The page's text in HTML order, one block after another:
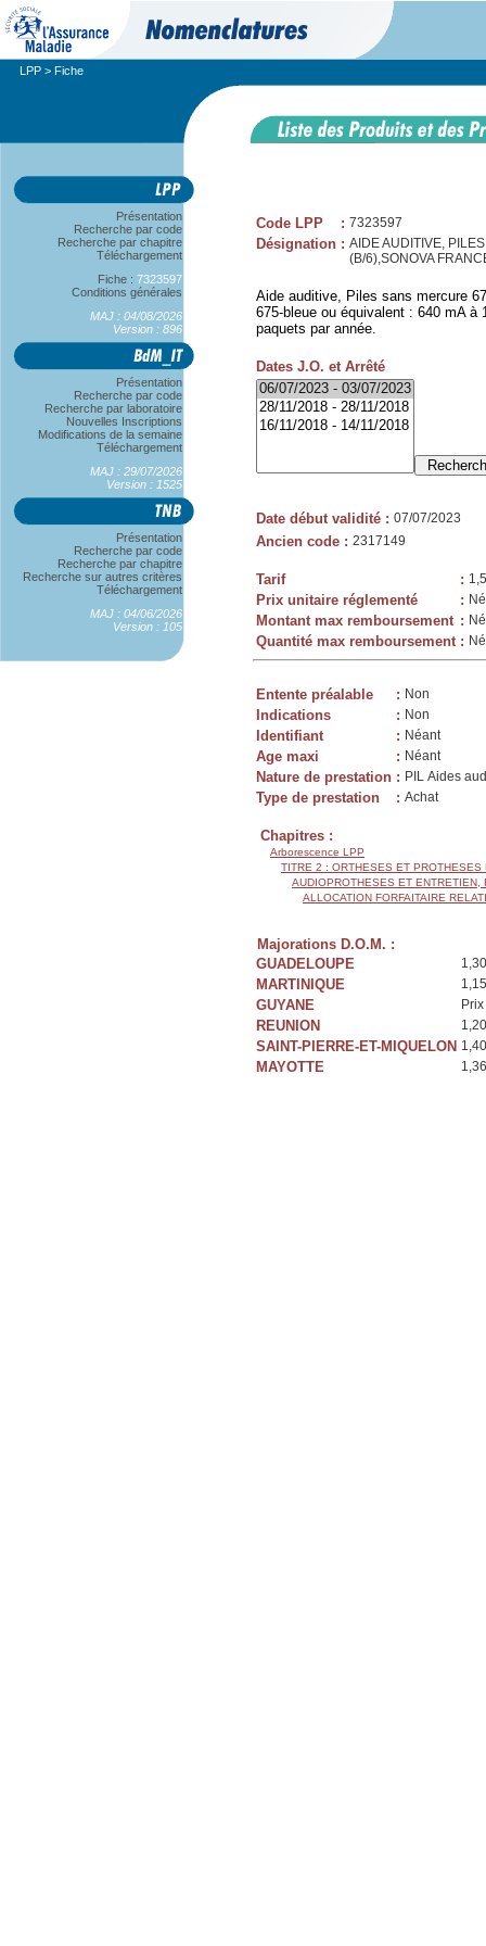
LPP > Fiche
Présentation
Recherche par code
Recherche par chapitre
Téléchargement
Fiche : 7323597
Conditions générales
MAJ : 04/08/2026
Version : 896
Présentation
Recherche par code
Recherche par laboratoire
Nouvelles Inscriptions
Modifications de la semaine
Téléchargement
MAJ : 29/07/2026
Version : 1525
Présentation
Recherche par code
Recherche par chapitre
Recherche sur autres critères
Téléchargement
MAJ : 04/06/2026
Version : 105
Code LPP : 7323597
Désignation : AIDE AUDITIVE,
(B/6),SONOVA
Aide auditive, Piles sans mercure
675-bleue ou équivalent : 640 mA
paquets par année.
Dates J.O. et Arrêté
Date début validité : 07/07/2023
Ancien code : 2317149
Tarif :
Prix unitaire réglementé :
Montant max remboursement :
Quantité max remboursement :
Entente préalable : Non
Indications : Non
Identifiant : Néant
Age maxi : Néant
Nature de prestation : PIL Aides
Type de prestation : Achat
Chapitres :
Arborescence LPP
TITRE 2 : ORTHESES ET PROTHESES
AUDIOPROTHESES ET ENTRETIEN,
ALLOCATION FORFAITAIRE
Majorations D.O.M. :
GUADELOUPE
MARTINIQUE
GUYANE
REUNION
SAINT-PIERRE-ET-MIQUELON
MAYOTTE